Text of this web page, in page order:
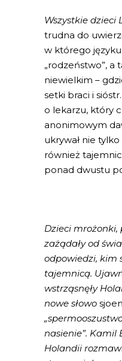
Wszystkie dzieci
trudna do
w którego
„rodzeństwo”, a
niewielkim –
setki braci i
o lekarzu, który
anonimowym
ukrywał nie
również
ponad dwustu
Dzieci mrożonki,
zażądały od
odpowiedzi, kim
tajemnicą.
wstrząsnęły
nowe słowo
nasienie”. Kamil
Holandii